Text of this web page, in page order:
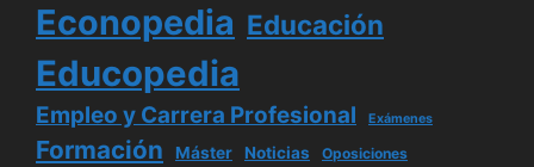
Econopedia Educación
Educopedia
Empleo y Carrera Profesional Exámenes
Formación Máster Noticias Oposiciones